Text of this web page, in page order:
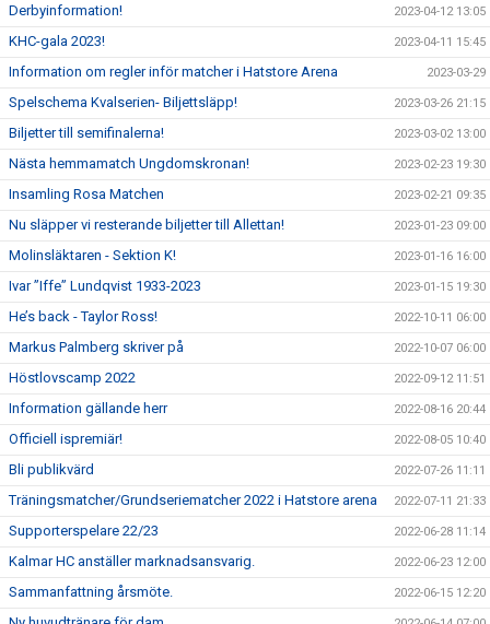
Derbyinformation! 2023-04-12 13:05
KHC-gala 2023! 2023-04-11 15:45
Information om regler inför matcher i Hatstore Arena 2023-03-29
Spelschema Kvalserien- Biljettsläpp! 2023-03-26 21:15
Biljetter till semifinalerna! 2023-03-02 13:00
Nästa hemmamatch Ungdomskronan! 2023-02-23 19:30
Insamling Rosa Matchen 2023-02-21 09:35
Nu släpper vi resterande biljetter till Allettan! 2023-01-23 09:00
Molinsläktaren - Sektion K! 2023-01-16 16:00
Ivar ”Iffe” Lundqvist 1933-2023 2023-01-15 19:30
He’s back - Taylor Ross! 2022-10-11 06:00
Markus Palmberg skriver på 2022-10-07 06:00
Höstlovscamp 2022 2022-09-12 11:51
Information gällande herr 2022-08-16 20:44
Officiell ispremiär! 2022-08-05 10:40
Bli publikvärd 2022-07-26 11:11
Träningsmatcher/Grundseriematcher 2022 i Hatstore arena 2022-07-11 21:33
Supporterspelare 22/23 2022-06-28 11:14
Kalmar HC anställer marknadsansvarig. 2022-06-23 12:00
Sammanfattning årsmöte. 2022-06-15 12:20